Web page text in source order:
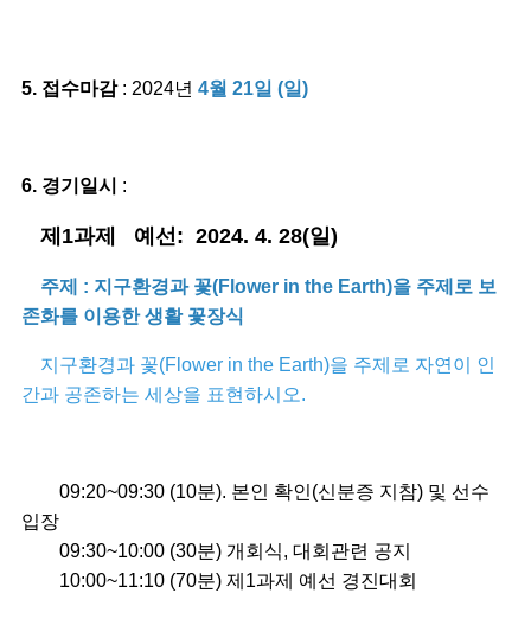
5. 접수마감 : 2024년 4월 21일 (일)
6. 경기일시 :
제 1과제 예선: 2024. 4. 28(일)
주제 : 지구환경과 꽃(Flower in the Earth)을 주제로 보
존화를 이용한 생활 꽃장식
지구환경과 꽃(Flower in the Earth)을 주제로 자연이 인
간과 공존하는 세상을 표현하시오.
09:20~09:30 (10분). 본인 확인(신분증 지참) 및 선수
입장
09:30~10:00 (30분) 개회식, 대회관련 공지
10:00~11:10 (70분) 제1과제 예선 경진대회